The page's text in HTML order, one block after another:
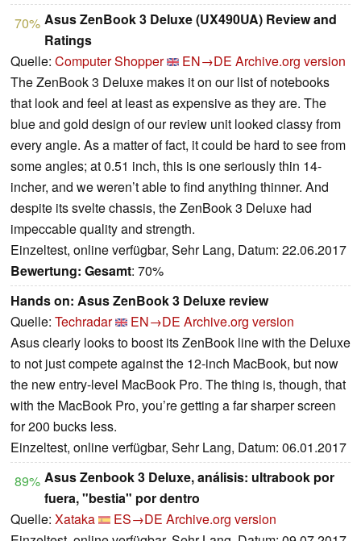
70% Asus ZenBook 3 Deluxe (UX490UA) Review and
Ratings
Quelle: Computer Shopper EN→DE Archive.org version
The ZenBook 3 Deluxe makes it on our list of notebooks
that look and feel at least as expensive as they are. The
blue and gold design of our review unit looked classy from
every angle. As a matter of fact, it could be hard to see from
some angles; at 0.51 inch, this is one seriously thin 14-
incher, and we weren’t able to find anything thinner. And
despite its svelte chassis, the ZenBook 3 Deluxe had
impeccable quality and strength.
Einzeltest, online verfügbar, Sehr Lang, Datum: 22.06.2017
Bewertung: Gesamt: 70%
Hands on: Asus ZenBook 3 Deluxe review
Quelle: Techradar EN→DE Archive.org version
Asus clearly looks to boost its ZenBook line with the Deluxe
to not just compete against the 12-inch MacBook, but now
the new entry-level MacBook Pro. The thing is, though, that
with the MacBook Pro, you’re getting a far sharper screen
for 200 bucks less.
Einzeltest, online verfügbar, Sehr Lang, Datum: 06.01.2017
89% Asus Zenbook 3 Deluxe, análisis: ultrabook por
fuera, "bestia" por dentro
Quelle: Xataka ES→DE Archive.org version